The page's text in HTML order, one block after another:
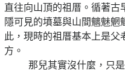
直往向山頂的祖厝。循著
隱可見的墳墓與山間魑魅
此，現時的祖厝基本上是
方。
那兒其實沒什麼，只是